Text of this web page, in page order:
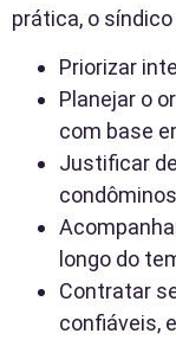
prática, o
Priorizar
Planejar o
com base
Justificar
longo do
Contratar
confiáveis,